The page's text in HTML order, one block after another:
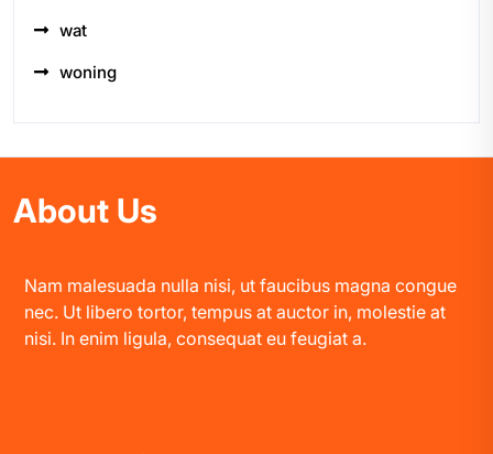
wat
woning
About Us
Nam malesuada nulla nisi, ut faucibus magna congue
nec. Ut libero tortor, tempus at auctor in, molestie at
nisi. In enim ligula, consequat eu feugiat a.